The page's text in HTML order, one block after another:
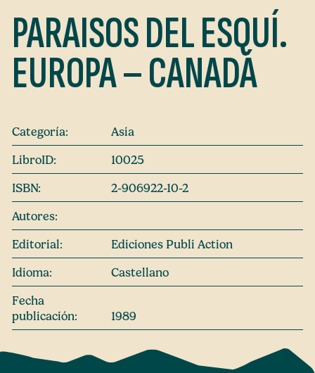
PARAISOS DEL ESQUÍ.
EUROPA – CANADÁ
Categoría:
Asia
LibroID:
10025
ISBN:
2-906922-10-2
Autores:
Editorial:
Ediciones Publi Action
Idioma:
Castellano
Fecha
publicación:
1989